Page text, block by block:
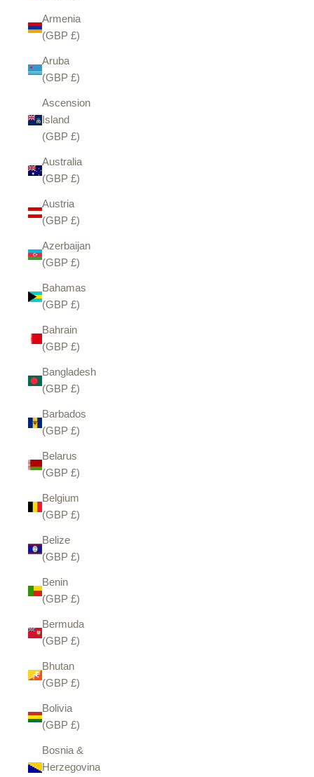
Armenia
(GBP £)
Aruba
(GBP £)
Ascension
Island
(GBP £)
Australia
(GBP £)
Austria
(GBP £)
Azerbaijan
(GBP £)
Bahamas
(GBP £)
Bahrain
(GBP £)
Bangladesh
(GBP £)
Barbados
(GBP £)
Belarus
(GBP £)
Belgium
(GBP £)
Belize
(GBP £)
Benin
(GBP £)
Bermuda
(GBP £)
Bhutan
(GBP £)
Bolivia
(GBP £)
Bosnia &
Herzegovina